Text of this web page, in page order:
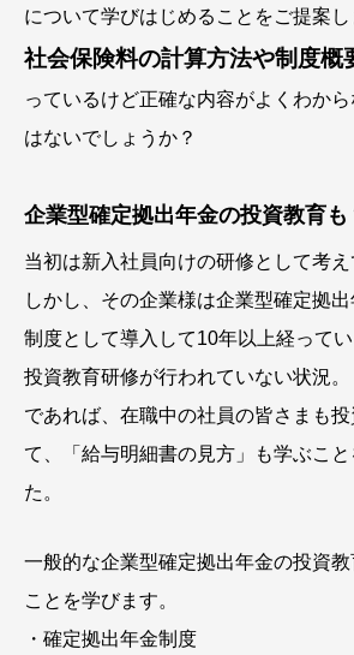
について学びはじめることをご提案し
社会保険料の計算方法や制度概
っているけど正確な内容がよくわか
はないでしょうか？
企業型確定拠出年金の投資教育も
当初は新入社員向けの研修として考え
しかし、その企業様は企業型確定拠
制度として導入して10年以上経ってい
投資教育研修が行われていない状況。
であれば、在職中の社員の皆さまも
て、「給与明細書の見方」も学ぶこ
た。
一般的な企業型確定拠出年金の投資
ことを学びます。
・確定拠出年金制度